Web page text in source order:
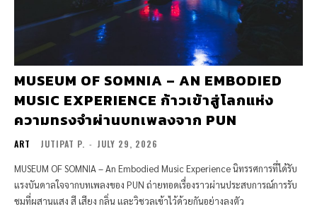
MUSEUM OF SOMNIA – AN EMBODIED
MUSIC EXPERIENCE ก้าวเข้าสู่โลกแห่ง
ความทรงจำผ่านบทเพลงจาก PUN
ART JUTIPAT P. - JULY 29, 2026
MUSEUM OF SOMNIA – An Embodied Music Experience นิทรรศการที่ได้รับ
แรงบันดาลใจจากบทเพลงของ PUN ถ่ายทอดเรื่องราวผ่านประสบการณ์การรับ
ชมที่ผสานแสง สี เสียง กลิ่น และวิชวลเข้าไว้ด้วยกันอย่างลงตัว